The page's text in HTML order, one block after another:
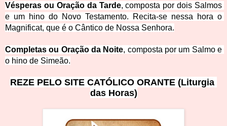
Vésperas ou Oração da Tarde, composta por dois Salmos
e um hino do Novo Testamento. Recita-se nessa hora o
Magnificat, que é o Cântico de Nossa Senhora.
Completas ou Oração da Noite, composta por um Salmo e
o hino de Simeão.
REZE PELO SITE CATÓLICO ORANTE (Liturgia
das Horas)